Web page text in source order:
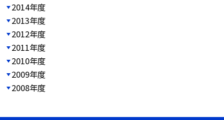
2014年度
2013年度
2012年度
2011年度
2010年度
2009年度
2008年度